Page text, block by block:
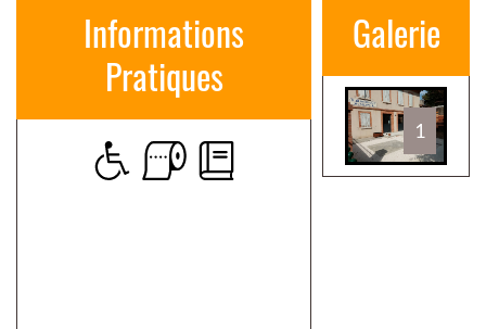
Informations
Pratiques
Galerie
1